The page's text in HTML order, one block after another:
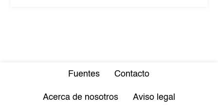
Fuentes Contacto
Acerca de nosotros Aviso legal